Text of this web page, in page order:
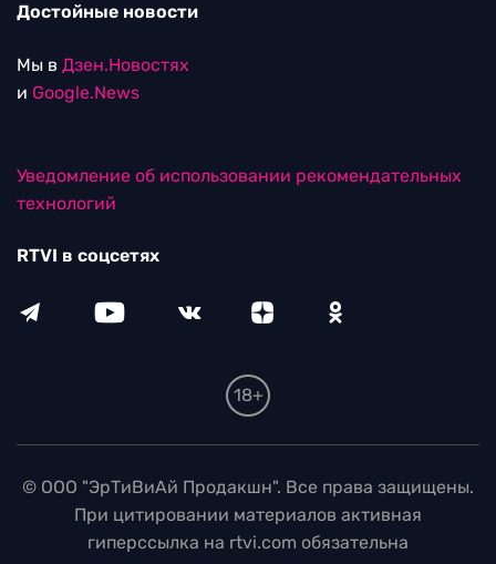
Достойные новости
Мы в Дзен.Новостях
и Google.News
Уведомление об использовании рекомендательных
технологий
RTVI в соцсетях
18+
© ООО "ЭрТиВиАй Продакшн". Все права защищены.
При цитировании материалов активная
гиперссылка на rtvi.com обязательна